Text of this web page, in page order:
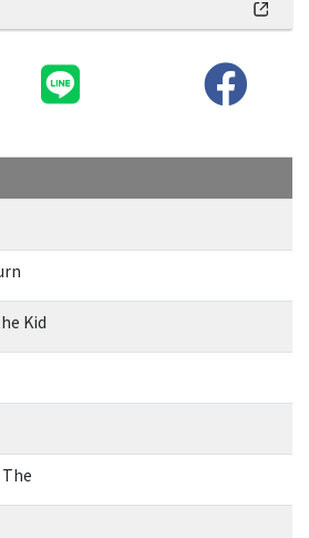
Kid